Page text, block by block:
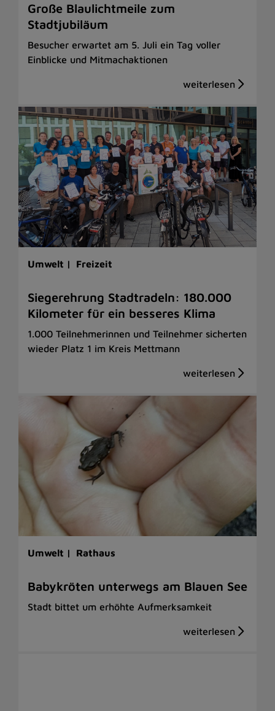
Große Blaulichtmeile zum
Stadtjubiläum
Besucher erwartet am 5. Juli ein Tag voller
Einblicke und Mitmachaktionen
Umwelt | Freizeit
Siegerehrung Stadtradeln: 180.000
Kilometer für ein besseres Klima
1.000 Teilnehmerinnen und Teilnehmer sicherten
wieder Platz 1 im Kreis Mettmann
Umwelt | Rathaus
Babykröten unterwegs am Blauen See
Stadt bittet um erhöhte Aufmerksamkeit